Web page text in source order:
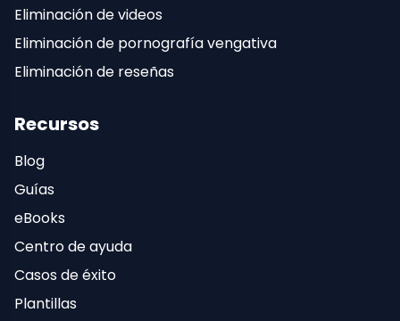
Eliminación de videos
Eliminación de pornografía vengativa
Eliminación de reseñas
Recursos
Blog
Guías
eBooks
Centro de ayuda
Casos de éxito
Plantillas